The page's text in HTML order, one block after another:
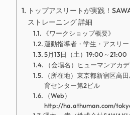
トップアスリートが実践！
ストレーニング 詳細
《ワークショップ概要》
運動指導者・学生・アスリ
5月13日（土）19:00～21:00
（会場名）ヒューマンアカ
（所在地）東京都新宿区高
育センター第2ビル
（Web）
http://ha.athuman.com/